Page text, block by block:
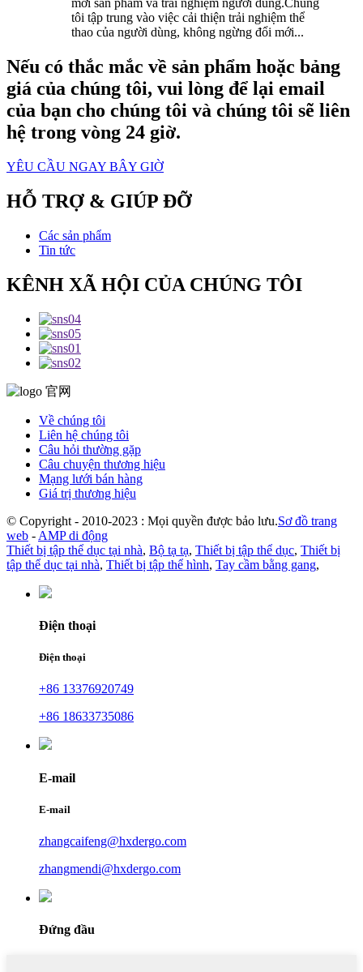
mới sản phẩm và trải nghiệm người dùng.Chúng
tôi tập trung vào việc cải thiện trải nghiệm thể
thao của người dùng, không ngừng đổi mới...
Nếu có thắc mắc về sản phẩm hoặc bảng
giá của chúng tôi, vui lòng để lại email
của bạn cho chúng tôi và chúng tôi sẽ liên
hệ trong vòng 24 giờ.
YÊU CẦU NGAY BÂY GIỜ
HỖ TRỢ & GIÚP ĐỠ
Các sản phẩm
Tin tức
KÊNH XÃ HỘI CỦA CHÚNG TÔI
Về chúng tôi
Liên hệ chúng tôi
Câu hỏi thường gặp
Câu chuyện thương hiệu
Mạng lưới bán hàng
Giá trị thương hiệu
© Copyright - 2010-2023 : Mọi quyền được bảo lưu.Sơ đồ trang
web - AMP di động
Thiết bị tập thể dục tại nhà, Bộ tạ tạ, Thiết bị tập thể dục, Thiết bị
tập thể dục tại nhà, Thiết bị tập thể hình, Tay cầm bằng gang,
Điện thoại
Điện thoại
+86 13376920749
+86 18633735086
E-mail
E-mail
zhangcaifeng@hxdergo.com
zhangmendi@hxdergo.com
Đứng đầu